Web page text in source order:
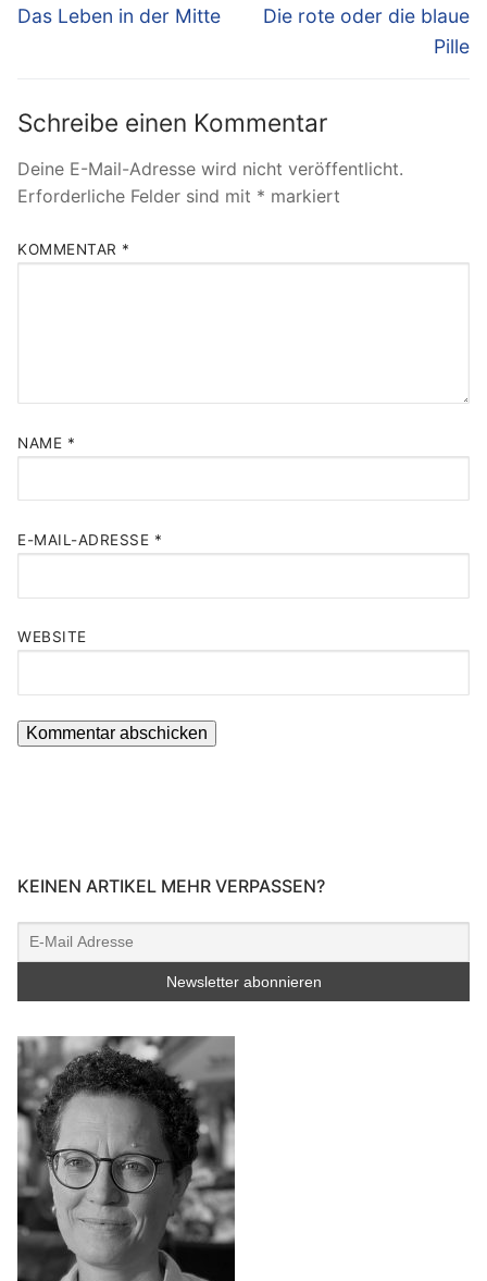
Vorheriger
Das Leben in der Mitte
Nächster
Die rote oder die blaue
Pille
Schreibe einen Kommentar
Deine E-Mail-Adresse wird nicht veröffentlicht.
Erforderliche Felder sind mit * markiert
KOMMENTAR *
NAME *
E-MAIL-ADRESSE *
WEBSITE
KEINEN ARTIKEL MEHR VERPASSEN?